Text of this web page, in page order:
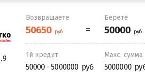
Возвращаете Берете
1й кредит
50000 - 5000000
Макс. сумма
5000000